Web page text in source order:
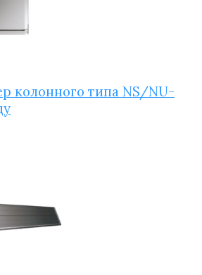
колонного типа NS/NU-